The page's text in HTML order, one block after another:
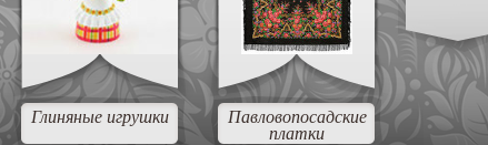
Глиняные игрушки Павловопосадские
платки